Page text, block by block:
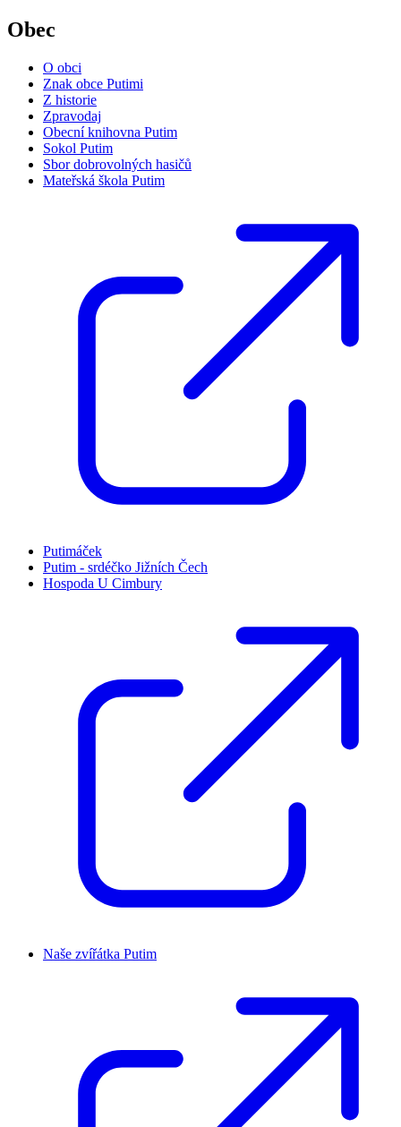
Obec
O obci
Znak obce Putimi
Z historie
Zpravodaj
Obecní knihovna Putim
Sokol Putim
Sbor dobrovolných hasičů
Mateřská škola Putim
Putimáček
Putim - srdéčko Jižních Čech
Hospoda U Cimbury
Naše zvířátka Putim